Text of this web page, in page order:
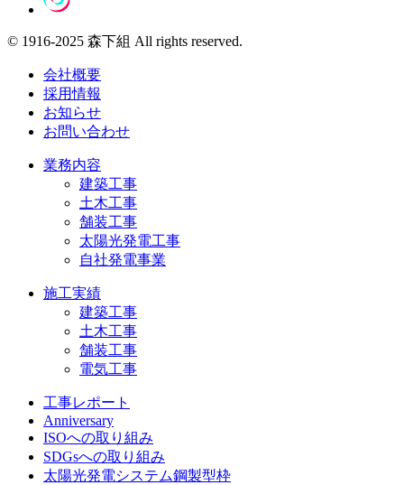
© 1916-2025 森下組 All rights reserved.
会社概要
採用情報
お知らせ
お問い合わせ
業務内容
建築工事
土木工事
舗装工事
太陽光発電工事
自社発電事業
施工実績
建築工事
土木工事
舗装工事
電気工事
工事レポート
Anniversary
ISOへの取り組み
SDGsへの取り組み
太陽光発電システム鋼製型枠